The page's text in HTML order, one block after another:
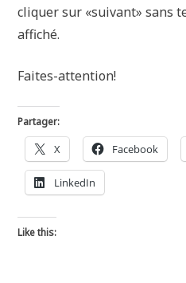
cliquer sur «suivant» sans
affiché.
Faites-attention!
Partager:
X Facebook
LinkedIn
Like this: